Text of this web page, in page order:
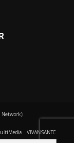
Network)
VIVANSANTE